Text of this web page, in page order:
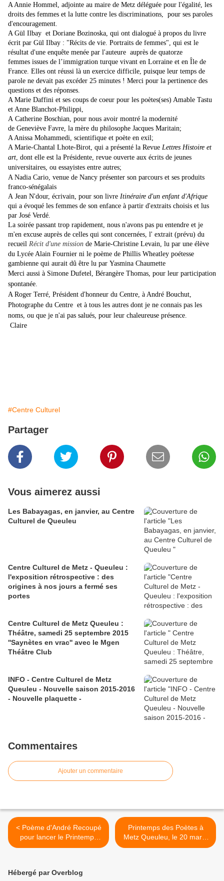
A Annie Hommel, adjointe au maire de Metz déléguée pour l'égalité, les
droits des femmes et la lutte contre les discriminations, pour ses paroles
d'encouragement.
A Gül Ilbay et Doriane Bozinoska, qui ont dialogué à propos du livre
écrit par Gül Ilbay : "Récits de vie. Portraits de femmes", qui est le
résultat d'une enquête menée par l'auteure auprès de quatorze
femmes issues de l’immigration turque vivant en Lorraine et en Île de
France. Elles ont réussi là un exercice difficile, puisque leur temps de
parole ne devait pas excéder 25 minutes ! Merci pour la pertinence des
questions et des réponses.
A Marie Daffini et ses coups de coeur pour les poètes(ses) Amable Tastu
et Anne Blanchot-Philippi,
A Catherine Boschian, pour nous avoir montré la modernité
de Geneviève Favre, la mère du philosophe Jacques Maritain;
A Anissa Mohammedi, scientifique et poète en exil;
A Marie-Chantal Lhote-Birot, qui a présenté la Revue Lettres Histoire et
art, dont elle est la Présidente, revue ouverte aux écrits de jeunes
universitaires, ou essayistes entre autres;
A Nadia Cario, venue de Nancy présenter son parcours et ses produits
franco-sénégalais
A Jean N'dour, écrivain, pour son livre Itinéraire d'un enfant d'Afrique
qui a évoqué les femmes de son enfance à partir d'extraits choisis et lus
par José Verdé.
La soirée passant trop rapidement, nous n'avons pas pu entendre et je
m'en excuse auprès de celles qui sont concernées, l' extrait (prévu) du
recueil Récit d'une mission de Marie-Christine Levain, lu par une élève
du Lycée Alain Fournier ni le poème de Phillis Wheatley poétesse
gambienne qui aurait dû être lu par Yasmina Chaumette
Merci aussi à Simone Dufetel, Bérangère Thomas, pour leur participation
spontanée.
A Roger Terré, Président d'honneur du Centre, à André Bouchut,
Photographe du Centre et à tous les autres dont je ne connais pas les
noms, ou que je n'ai pas salués, pour leur chaleureuse présence.
Claire
#Centre Culturel
Partager
Vous aimerez aussi
Les Babayagas, en janvier, au Centre
Culturel de Queuleu
Centre Culturel de Metz - Queuleu :
l'exposition rétrospective : des
origines à nos jours a fermé ses
portes
Centre Culturel de Metz Queuleu :
Théâtre, samedi 25 septembre 2015
''Saynètes en vrac'' avec le Mgen
Théâtre Club
INFO - Centre Culturel de Metz
Queuleu - Nouvelle saison 2015-2016
- Nouvelle plaquette -
Commentaires
Ajouter un commentaire
< Poème d'André Recoupé
pour lancer le Printemps
des Poètes 2016 !
Printemps des Poètes à
Metz Queuleu, le 20 mars,
de 15 à 17 heures :
Hébergé par Overblog